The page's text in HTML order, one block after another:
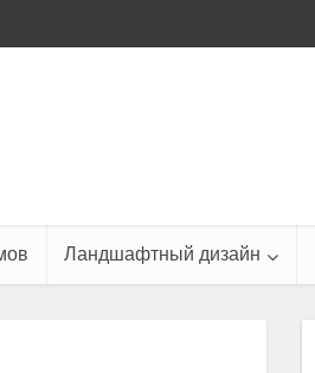
Ландшафтный дизайн